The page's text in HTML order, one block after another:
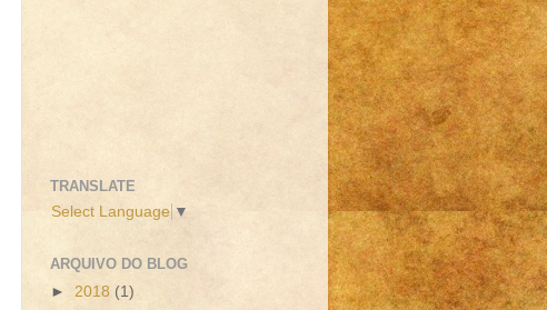
TRANSLATE
Select Language ▼
ARQUIVO DO BLOG
► 2018 (1)